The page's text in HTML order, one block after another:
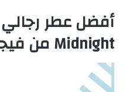
أفضل عطر
Midnight من فيجن